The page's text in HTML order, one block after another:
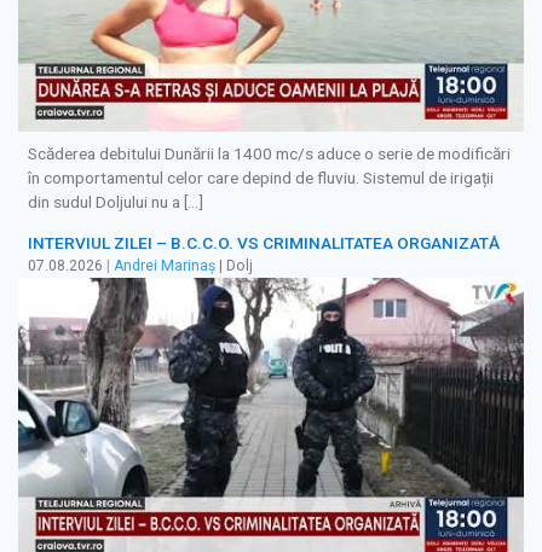
Scăderea debitului Dunării la 1400 mc/s aduce o serie de modificări
în comportamentul celor care depind de fluviu. Sistemul de irigații
din sudul Doljului nu a […]
INTERVIUL ZILEI – B.C.C.O. VS CRIMINALITATEA ORGANIZATĂ
07.08.2026 Andrei Marinaș | Dolj